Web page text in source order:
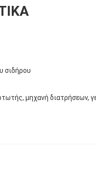
σιδήρου
μηχανή διατρήσεων,